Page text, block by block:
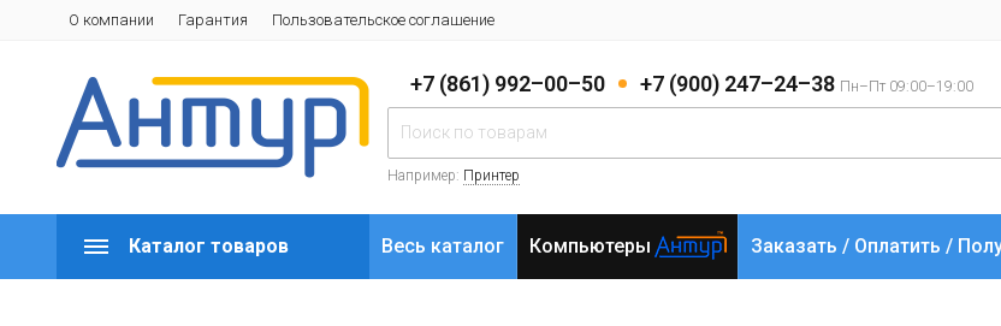
О компании Гарантия Пользовательское соглашение
+7 (861) 992–00–50 +7 (900) 247–24–38 Пн–Пт 09:00–19:00
Например: Принтер
Каталог товаров Весь каталог Компьютеры Заказать / Оплатить /